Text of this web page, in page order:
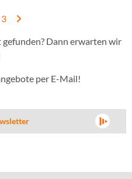
3
gefunden? Dann erwarten wir
per E-Mail!